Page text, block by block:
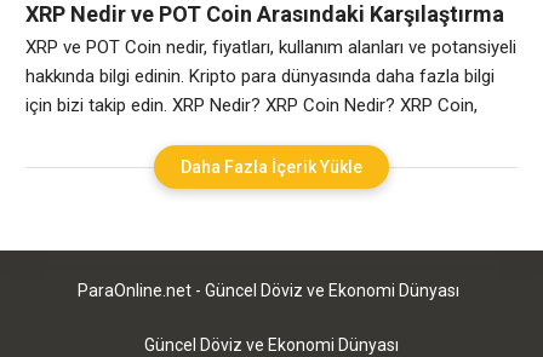
XRP Nedir ve POT Coin Arasındaki Karşılaştırma
XRP ve POT Coin nedir, fiyatları, kullanım alanları ve potansiyeli
hakkında bilgi edinin. Kripto para dünyasında daha fazla bilgi
için bizi takip edin. XRP Nedir? XRP Coin Nedir? XRP Coin,
blockchain tabanlı bir ödeme protokolü ve ödeme altyapısı
sağlayıcısıdır. XRP ise Ripple ağı içerisinde kullanılan kendi
Daha Fazla İçerik Yükle
ParaOnline.net - Güncel Döviz ve Ekonomi Dünyası
Güncel Döviz ve Ekonomi Dünyası